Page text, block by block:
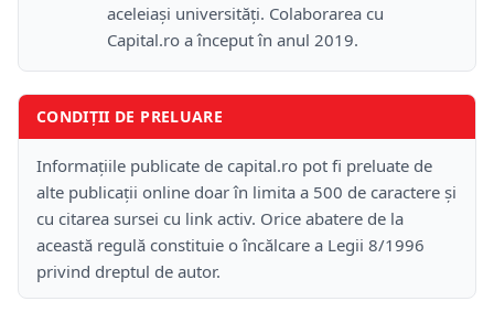
aceleiași universități. Colaborarea cu
Capital.ro a început în anul 2019.
CONDIȚII DE PRELUARE
Informațiile publicate de capital.ro pot fi preluate de
alte publicații online doar în limita a 500 de caractere și
cu citarea sursei cu link activ. Orice abatere de la
această regulă constituie o încălcare a Legii 8/1996
privind dreptul de autor.